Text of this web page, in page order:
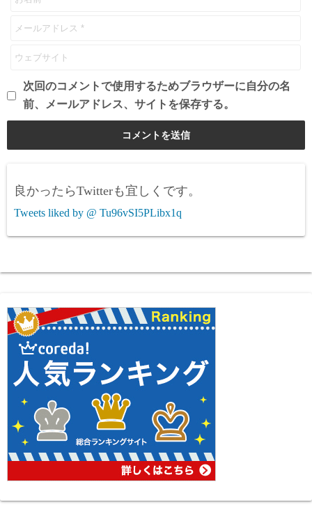
次回のコメントで使用するためブラウザーに自分の名
前、メールアドレス、サイトを保存する。
良かったらTwitterも宜しくです。
Tweets liked by @ Tu96vSI5PLibx1q